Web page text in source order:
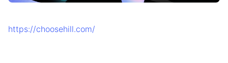
https://choosehill.com/